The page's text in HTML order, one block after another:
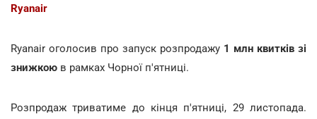
Ryanair
Ryanair оголосив про запуск розпродажу 1 млн квитків зі
знижкою в рамках Чорної п'ятниці.
Розпродаж триватиме до кінця п'ятниці, 29 листопада.